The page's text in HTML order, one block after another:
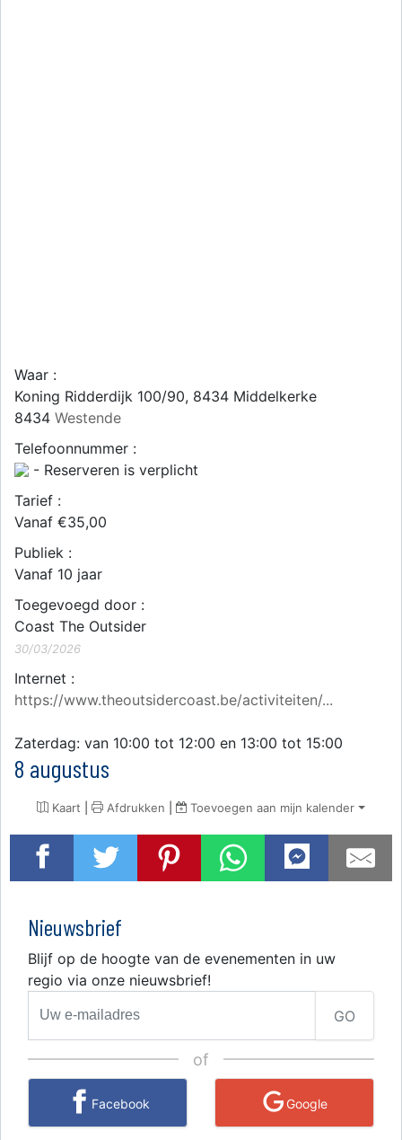
Waar :
Koning Ridderdijk 100/90, 8434 Middelkerke
8434 Westende
Telefoonnummer :
- Reserveren is verplicht
Tarief :
Vanaf €35,00
Publiek :
Vanaf 10 jaar
Toegevoegd door :
Coast The Outsider
30/03/2026
Internet :
https://www.theoutsidercoast.be/activiteiten/...
Zaterdag: van 10:00 tot 12:00 en 13:00 tot 15:00
8 augustus
Kaart | Afdrukken | Toevoegen aan mijn kalender
Nieuwsbrief
Blijf op de hoogte van de evenementen in uw
regio via onze nieuwsbrief!
GO
of
Facebook Google